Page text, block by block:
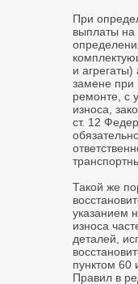
При
выплаты на
и
замене при
ремонте, с
износа,
ст. 12
Такой же
указанием
износа
деталей,
пунктом 60
Правил в